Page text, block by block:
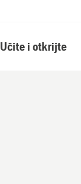
Učite i otkrijte